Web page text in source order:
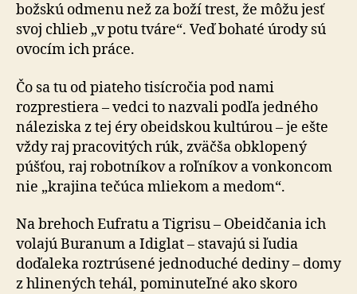
božskú odmenu než za boží trest, že môžu jesť
svoj chlieb „v potu tváre“. Veď bohaté úrody sú
ovocím ich práce.
Čo sa tu od piateho tisícročia pod nami
rozprestiera – vedci to nazvali podľa jedného
náleziska z tej éry obeidskou kultúrou – je ešte
vždy raj pracovitých rúk, zväčša obklopený
púšťou, raj robotníkov a roľníkov a vonkoncom
nie „krajina tečúca mliekom a medom“.
Na brehoch Eufratu a Tigrisu – Obeidčania ich
volajú Buranum a Idiglat – stavajú si ľudia
doďaleka roztrúsené jednoduché dediny – domy
z hlinených tehál, pominuteľné ako skoro